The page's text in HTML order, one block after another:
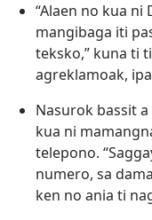
“Alaen no kua ni
mangibaga iti
teksko,” kuna ti
agreklamoak,
Nasurok bassit
kua ni
telepono.
numero, sa
ken no ania ti